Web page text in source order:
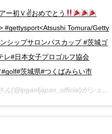
ー初Ｖ✌おめでとう
#gettysport<Atsushi Tomura/Getty
シップサロンパスカップ #茨城ゴ
レ#日本女子プロゴルフ協会
茨城県#つくばみらい市
ん(@lpgaofjapan_official)がシェアした投稿 –